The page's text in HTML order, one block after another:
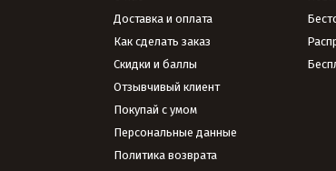
Доставка и оплата
Как сделать заказ
Скидки и баллы
Отзывчивый клиент
Покупай с умом
Персональные данные
Политика возврата